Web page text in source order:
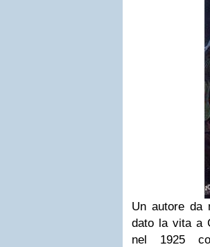
Un autore da
dato la vita a
nel 1925